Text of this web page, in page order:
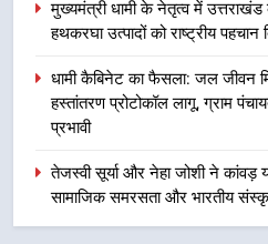
योजनाओं
3
मुख्यमंत्री
पारंपरिक
को
धामी
मुख्यमंत्री धामी के नेतृत्व में
हथकरघा उत्पादों को राष्ट्रीय
धामी कैबिनेट का फैसला: जल जीवन
हस्तांतरण प्रोटोकॉल लागू, ग्राम
प्रभावी
तेजस्वी सूर्या और नेहा जोशी ने कांवड़
सामाजिक समरसता और भारतीय